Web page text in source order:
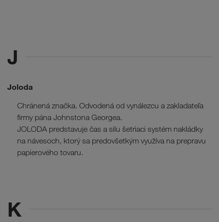
J
Joloda
Chránená značka. Odvodená od vynálezcu a zakladateľa
firmy pána Johnstona Georgea.
JOLODA predstavuje čas a silu šetriaci systém nakládky
na návesoch, ktorý sa predovšetkým využíva na prepravu
papierového tovaru.
K